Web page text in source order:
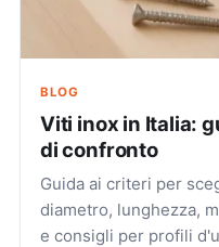
BLOG
Viti inox in Italia:
di confronto
Guida ai criteri per
diametro, lunghezza,
e consigli per profili